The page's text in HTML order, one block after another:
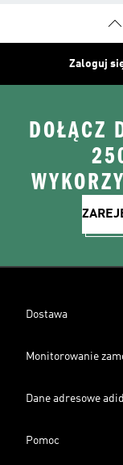
Zaloguj
DOŁĄCZ
Dostawa
Monitorowanie
Dane adresowe
Pomoc